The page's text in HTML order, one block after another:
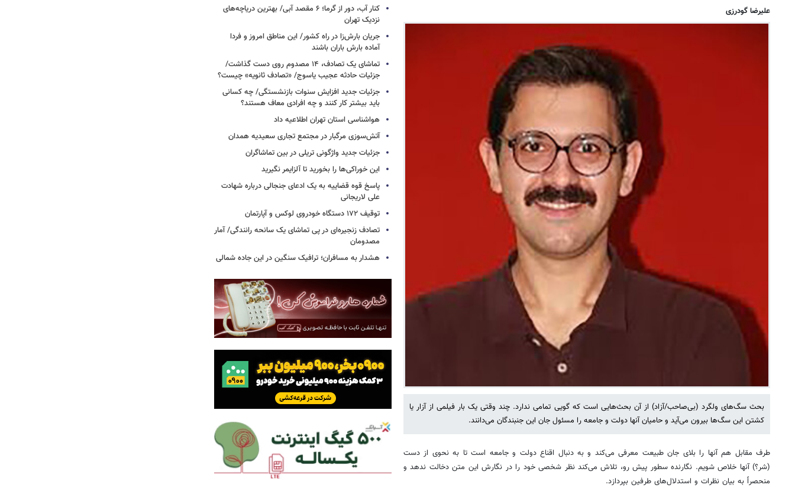
علیرضا گودرزی
بحث سگ‌های ولگرد (بی‌صاحب/آزاد) از آن بحث‌هایی است که گویی تمامی ندارد. چند وقتی یک بار فیلمی از آزار یا
کشتن این سگ‌ها بیرون می‌آید و حامیان آنها دولت و جامعه را مسئول جان این جنبندگان می‌دانند.
طرف مقابل هم آنها را بلای جان طبیعت معرفی می‌کند و به دنبال اقناع دولت و جامعه است تا به نحوی از دست
(شر؟) آنها خلاص شویم. نگارنده سطور پیش رو، تلاش می‌کند نظر شخصی خود را در نگارش این متن دخالت ندهد و
منحصراً به بیان نظرات و استدلال‌های طرفین بپردازد.
کنار آب، دور از گرما؛ ۶ مقصد آبی/ بهترین دریاچه‌های
نزدیک تهران
جریان بارش‌زا در راه کشور/ این مناطق امروز و فردا
آماده بارش باران باشند
تماشای یک تصادف، ۱۴ مصدوم روی دست گذاشت/
جزئیات حادثه عجیب یاسوج/ «تصادف ثانویه» چیست؟
جزئیات جدید افزایش سنوات بازنشستگی/ چه کسانی
باید بیشتر کار کنند و چه افرادی معاف هستند؟
هواشناسی استان تهران اطلاعیه داد
آتش‌سوزی مرگبار در مجتمع تجاری سعیدیه همدان
جزئیات جدید واژگونی تریلی در بین تماشاگران
این خوراکی‌ها را بخورید تا آلزایمر نگیرید
پاسخ قوه قضاییه به یک ادعای جنجالی درباره شهادت
علی لاریجانی
توقیف ۱۷۲ دستگاه خودروی لوکس و آپارتمان
تصادف زنجیره‌ای در پی تماشای یک سانحه رانندگی/ آمار
مصدومان
هشدار به مسافران؛ ترافیک سنگین در این جاده شمالی